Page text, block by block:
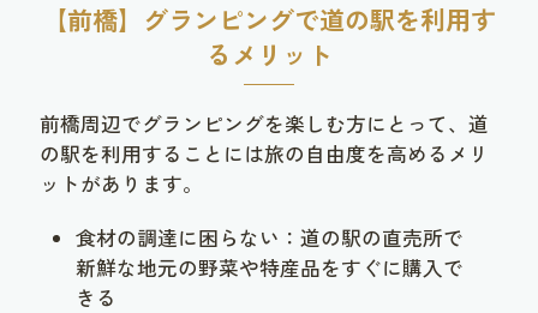
【前橋】グランピングで道の駅を利用す
るメリット
前橋周辺でグランピングを楽しむ方にとって、道
の駅を利用することには旅の自由度を高めるメリ
ットがあります。
食材の調達に困らない：道の駅の直売所で
新鮮な地元の野菜や特産品をすぐに購入で
きる